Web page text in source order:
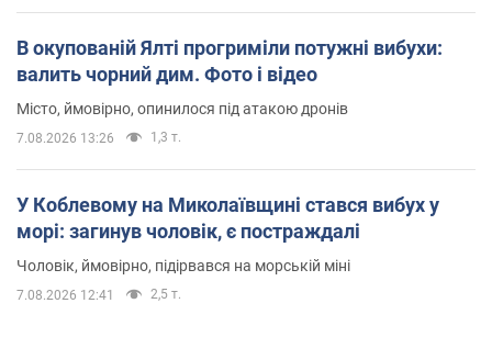
В окупованій Ялті прогриміли потужні вибухи:
валить чорний дим. Фото і відео
Місто, ймовірно, опинилося під атакою дронів
7.08.2026 13:26 1,3 т.
У Коблевому на Миколаївщині стався вибух у
морі: загинув чоловік, є постраждалі
Чоловік, ймовірно, підірвався на морській міні
7.08.2026 12:41 2,5 т.